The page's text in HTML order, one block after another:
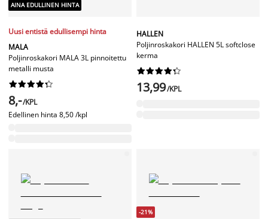
AINA EDULLINEN HINTA
Uusi entistä edullisempi hinta
MALA
Poljinroskakori MALA 3L pinnoitettu
metalli musta






8,-/KPL
Edellinen hinta 8,50 /kpl
HALLEN
Poljinroskakori HALLEN 5L softclose
kerma






13,99/KPL
-21%